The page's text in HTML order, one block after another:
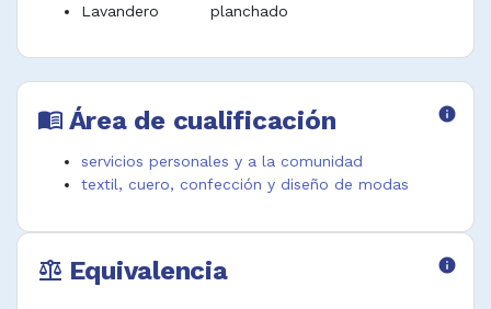
Lavandero
planchado
menu_book Área de cualificación info
servicios personales y a la comunidad
textil, cuero, confección y diseño de modas
balance Equivalencia info